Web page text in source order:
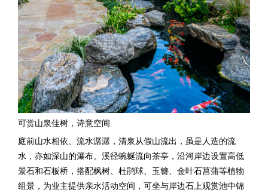
可赏山泉佳树，诗意空间
庭前山水相依、流水潺潺，清泉从假山流出，虽是人造的流
水，亦如深山的瀑布。溪径蜿蜒流向茶亭，沿河岸边设置高低
景石和石板桥，搭配枫树、杜鹃球、玉簪、金叶石菖蒲等植物
组景，为业主提供亲水活动空间，可坐与岸边石上观赏池中锦